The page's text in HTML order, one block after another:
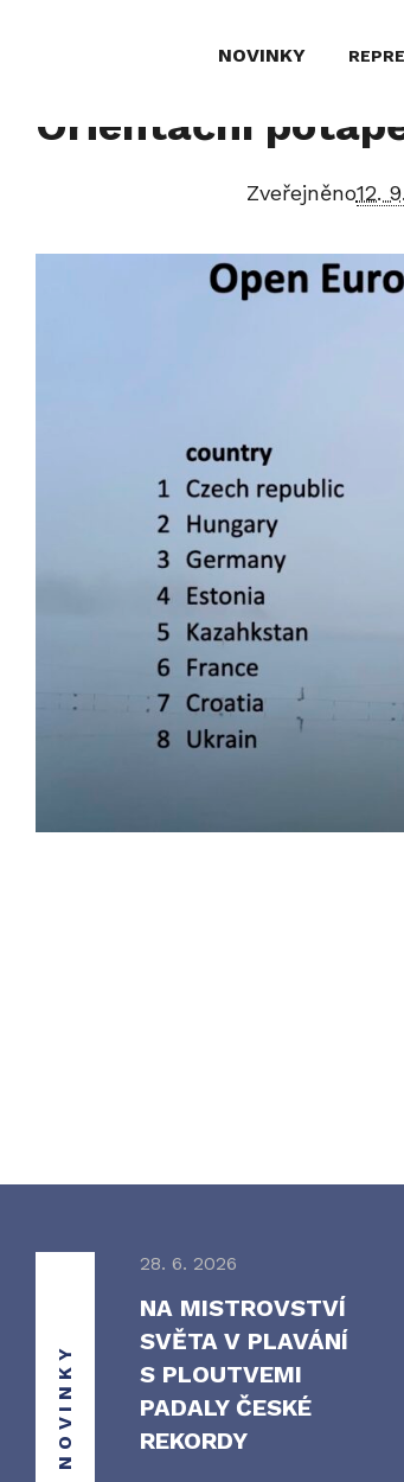
NOVINKY
Orientační
Zveřejněno12.
NOVINKY
28. 6. 2026
NA MISTROVSTVÍ
SVĚTA V PLAVÁNÍ
S PLOUTVEMI
PADALY ČESKÉ
REKORDY